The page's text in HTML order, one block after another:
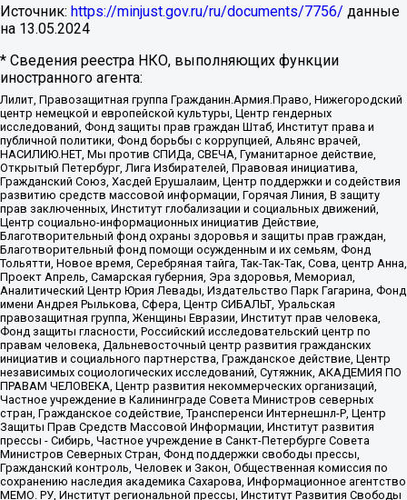
Источник: https://minjust.gov.ru/ru/documents/7756/ данные
на 13.05.2024
* Сведения реестра НКО, выполняющих функции
иностранного агента:
Лилит, Правозащитная группа Гражданин.Армия.Право, Нижегородский
центр немецкой и европейской культуры, Центр гендерных
исследований, Фонд защиты прав граждан Штаб, Институт права и
публичной политики, Фонд борьбы с коррупцией, Альянс врачей,
НАСИЛИЮ.НЕТ, Мы против СПИДа, СВЕЧА, Гуманитарное действие,
Открытый Петербург, Лига Избирателей, Правовая инициатива,
Гражданский Союз, Хасдей Ерушалаим, Центр поддержки и содействия
развитию средств массовой информации, Горячая Линия, В защиту
прав заключенных, Институт глобализации и социальных движений,
Центр социально-информационных инициатив Действие,
Благотворительный фонд охраны здоровья и защиты прав граждан,
Благотворительный фонд помощи осужденным и их семьям, Фонд
Тольятти, Новое время, Серебряная тайга, Так-Так-Так, Сова, центр Анна,
Проект Апрель, Самарская губерния, Эра здоровья, Мемориал,
Аналитический Центр Юрия Левады, Издательство Парк Гагарина, Фонд
имени Андрея Рылькова, Сфера, Центр СИБАЛЬТ, Уральская
правозащитная группа, Женщины Евразии, Институт прав человека,
Фонд защиты гласности, Российский исследовательский центр по
правам человека, Дальневосточный центр развития гражданских
инициатив и социального партнерства, Гражданское действие, Центр
независимых социологических исследований, Сутяжник, АКАДЕМИЯ ПО
ПРАВАМ ЧЕЛОВЕКА, Центр развития некоммерческих организаций,
Частное учреждение в Калининграде Совета Министров северных
стран, Гражданское содействие, Трансперенси Интернешнл-Р, Центр
Защиты Прав Средств Массовой Информации, Институт развития
прессы - Сибирь, Частное учреждение в Санкт-Петербурге Совета
Министров Северных Стран, Фонд поддержки свободы прессы,
Гражданский контроль, Человек и Закон, Общественная комиссия по
сохранению наследия академика Сахарова, Информационное агентство
МЕМО. РУ, Институт региональной прессы, Институт Развития Свободы